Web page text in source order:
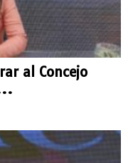
al Concejo